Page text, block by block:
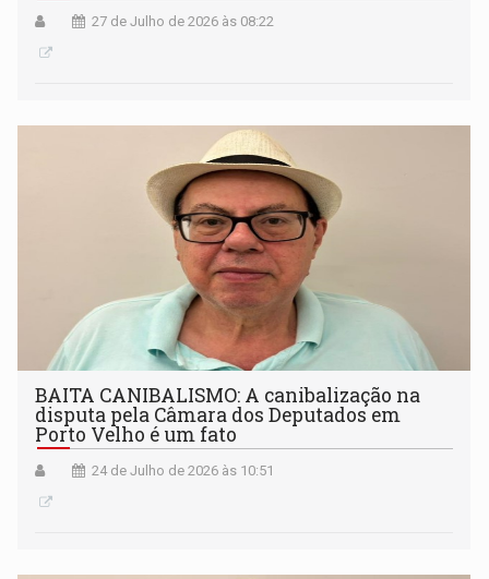
27 de Julho de 2026 às 08:22
BAITA CANIBALISMO: A canibalização na
disputa pela Câmara dos Deputados em
Porto Velho é um fato
24 de Julho de 2026 às 10:51